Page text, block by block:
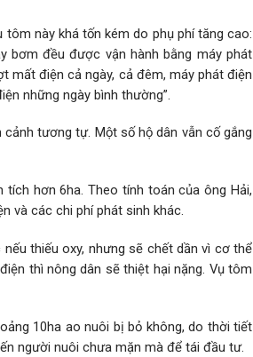
tôm này khá tốn kém do phụ phí tăng cao:
bơm đều được vận hành bằng máy phát
mất điện cả ngày, cả đêm, máy phát điện
những ngày bình thường”.
tương tự. Một số hộ dân vẫn cố gắng
hơn 6ha. Theo tính toán của ông Hải,
và các chi phí phát sinh khác.
thiếu oxy, nhưng sẽ chết dần vì cơ thể
thì nông dân sẽ thiệt hại nặng. Vụ tôm
10ha ao nuôi bị bỏ không, do thời tiết
người nuôi chưa mặn mà để tái đầu tư.